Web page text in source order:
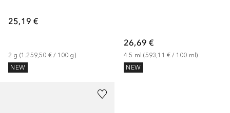
25,19 €
2 g (1.259,50 € / 100 g)
NEW
26,69 €
4.5 ml (593,11 € / 100 ml)
NEW